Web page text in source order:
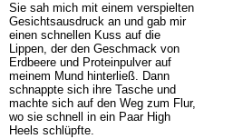
Sie sah mich mit einem verspielten
Gesichtsausdruck an und gab mir
einen schnellen Kuss auf die
Lippen, der den Geschmack von
Erdbeere und Proteinpulver auf
meinem Mund hinterließ. Dann
schnappte sich ihre Tasche und
machte sich auf den Weg zum Flur,
wo sie schnell in ein Paar High
Heels schlüpfte.